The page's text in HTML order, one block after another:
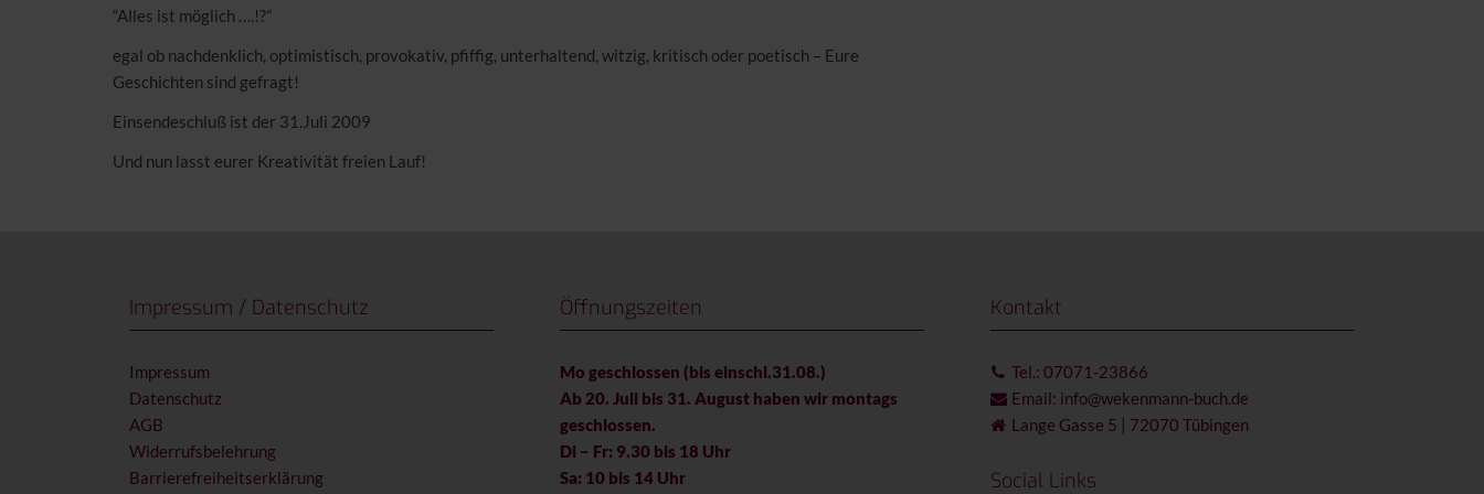
“Alles ist möglich ….!?”
egal ob nachdenklich, optimistisch, provokativ, pfiffig, unterhaltend, witzig, kritisch oder poetisch – Eure
Geschichten sind gefragt!
Einsendeschluß ist der 31.Juli 2009
Und nun lasst eurer Kreativität freien Lauf!
Impressum / Datenschutz
Impressum
Datenschutz
AGB
Widerrufsbelehrung
Barrierefreiheitserklärung
Öffnungszeiten
Mo geschlossen (bis einschl.31.08.)
Ab 20. Juli bis 31. August haben wir montags
geschlossen.
Di – Fr: 9.30 bis 18 Uhr
Sa: 10 bis 14 Uhr
Kontakt
Tel.: 07071-23866
Email: info@wekenmann-buch.de
Lange Gasse 5 | 72070 Tübingen
Social Links